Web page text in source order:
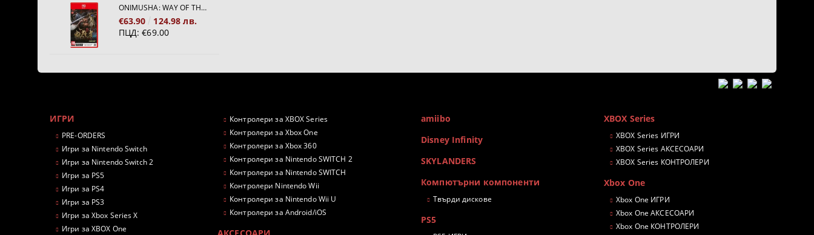
ONIMUSHA: WAY OF THE SWORD [NINTENDO SWITCH 2]
€63.90
124.98 лв.
ПЦД: €69.00
ИГРИ
PRE-ORDERS
Игри за Nintendo Switch
Игри за Nintendo Switch 2
Игри за PS5
Игри за PS4
Игри за PS3
Игри за Xbox Series X
Игри за XBOX One
Контролери за XBOX Series
Контролери за Xbox One
Контролери за Xbox 360
Контролери за Nintendo SWITCH 2
Контролери за Nintendo SWITCH
Контролери Nintendo Wii
Контролери за Nintendo Wii U
Контролери за Android/iOS
amiibo
Disney Infinity
SKYLANDERS
Компютърни компоненти
Твърди дискове
PS5
XBOX Series
XBOX Series ИГРИ
XBOX Series АКСЕСОАРИ
XBOX Series КОНТРОЛЕРИ
Xbox One
Xbox One ИГРИ
Xbox One АКСЕСОАРИ
Xbox One КОНТРОЛЕРИ